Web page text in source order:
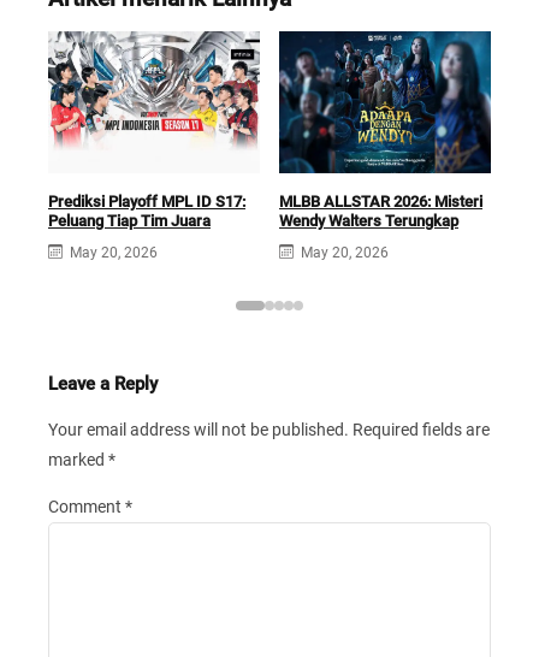
Prediksi Playoff MPL ID S17:
Peluang Tiap Tim Juara
May 20, 2026
MLBB ALLSTAR 2026: Misteri
Wendy Walters Terungkap
May 20, 2026
Leave a Reply
Your email address will not be published. Required fields are
marked *
Comment *